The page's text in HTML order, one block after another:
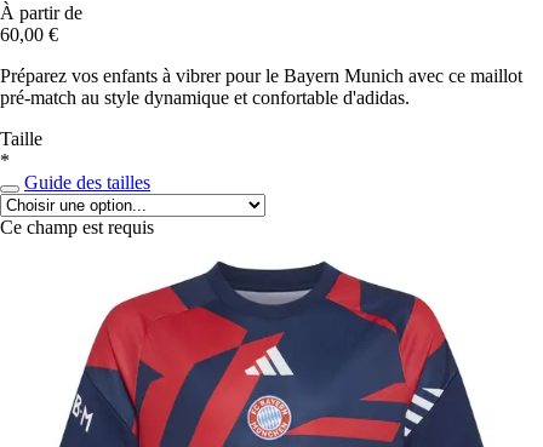
À partir de
60,00 €
Préparez vos enfants à vibrer pour le Bayern Munich avec ce maillot
pré-match au style dynamique et confortable d'adidas.
Taille
*
Guide des tailles
Ce champ est requis